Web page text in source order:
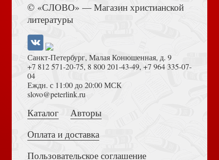
Блокнот «В стиле Ван Гога» (Бомбора)
Чапмен А.Л. Стыд, самоосуждение и эмоциональная
уязвимость: практики диалектической поведенческой те
Достоевский Ф.М. Сила и правда России (2024)
© «СЛОВО» — Магазин христианской
литературы
Санкт-Петербург, Малая Конюшенная, д. 9
+7 812 571-20-75, 8 800 201-43-49, +7 964 335-07-
04
Еждн. с 11:00 до 20:00 МСК
slovo@peterlink.ru
Каталог
Авторы
Оплата и доставка
Пользовательское соглашение